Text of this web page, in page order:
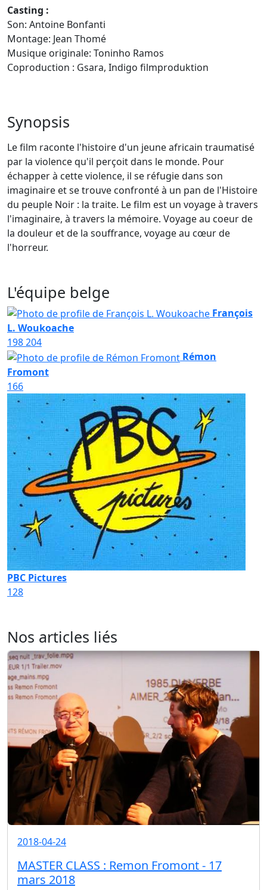
Casting :
Son: Antoine Bonfanti
Montage: Jean Thomé
Musique originale: Toninho Ramos
Coproduction : Gsara, Indigo filmproduktion
Synopsis
Le film raconte l'histoire d'un jeune africain traumatisé
par la violence qu'il perçoit dans le monde. Pour
échapper à cette violence, il se réfugie dans son
imaginaire et se trouve confronté à un pan de l'Histoire
du peuple Noir : la traite. Le film est un voyage à travers
l'imaginaire, à travers la mémoire. Voyage au coeur de
la douleur et de la souffrance, voyage au cœur de
l'horreur.
L'équipe belge
François
L. Woukoache
198204
Rémon
Fromont
166
PBC Pictures
128
Nos articles liés
2018-04-24
MASTER CLASS : Remon Fromont - 17
mars 2018